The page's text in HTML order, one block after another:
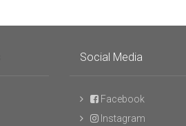
Social Media
Facebook
Instagram